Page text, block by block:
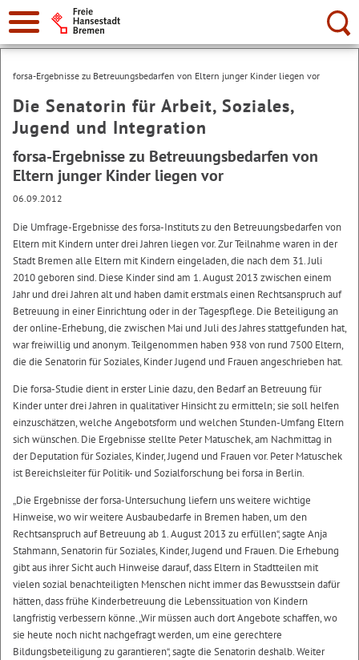
Suche:
forsa-Ergebnisse zu Betreuungsbedarfen von Eltern junger Kinder liegen vor
Die Senatorin für Arbeit, Soziales,
Jugend und Integration
forsa-Ergebnisse zu Betreuungsbedarfen von
Eltern junger Kinder liegen vor
06.09.2012
Die Umfrage-Ergebnisse des forsa-Instituts zu den Betreuungsbedarfen von
Eltern mit Kindern unter drei Jahren liegen vor. Zur Teilnahme waren in der
Stadt Bremen alle Eltern mit Kindern eingeladen, die nach dem 31. Juli
2010 geboren sind. Diese Kinder sind am 1. August 2013 zwischen einem
Jahr und drei Jahren alt und haben damit erstmals einen Rechtsanspruch auf
Betreuung in einer Einrichtung oder in der Tagespflege. Die Beteiligung an
der online-Erhebung, die zwischen Mai und Juli des Jahres stattgefunden hat,
war freiwillig und anonym. Teilgenommen haben 938 von rund 7500 Eltern,
die die Senatorin für Soziales, Kinder Jugend und Frauen angeschrieben hat.
Die forsa-Studie dient in erster Linie dazu, den Bedarf an Betreuung für
Kinder unter drei Jahren in qualitativer Hinsicht zu ermitteln; sie soll helfen
einzuschätzen, welche Angebotsform und welchen Stunden-Umfang Eltern
sich wünschen. Die Ergebnisse stellte Peter Matuschek, am Nachmittag in
der Deputation für Soziales, Kinder, Jugend und Frauen vor. Peter Matuschek
ist Bereichsleiter für Politik- und Sozialforschung bei forsa in Berlin.
„Die Ergebnisse der forsa-Untersuchung liefern uns weitere wichtige
Hinweise, wo wir weitere Ausbaubedarfe in Bremen haben, um den
Rechtsanspruch auf Betreuung ab 1. August 2013 zu erfüllen“, sagte Anja
Stahmann, Senatorin für Soziales, Kinder, Jugend und Frauen. Die Erhebung
gibt aus ihrer Sicht auch Hinweise darauf, dass Eltern in Stadtteilen mit
vielen sozial benachteiligten Menschen nicht immer das Bewusstsein dafür
hätten, dass frühe Kinderbetreuung die Lebenssituation von Kindern
langfristig verbessern könne. „Wir müssen auch dort Angebote schaffen, wo
sie heute noch nicht nachgefragt werden, um eine gerechtere
Bildungsbeteiligung zu garantieren“, sagte die Senatorin deshalb. Weiter